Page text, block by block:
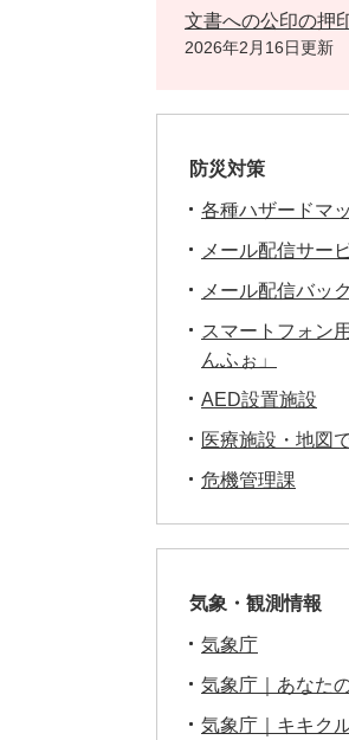
文書への公印の押
2026年2月16日更新
防災対策
各種ハザードマ
メール配信サー
メール配信バッ
スマートフォン
んふぉ」
AED設置施設
医療施設・地図
危機管理課
気象・観測情報
気象庁
気象庁｜あなた
気象庁｜キキク